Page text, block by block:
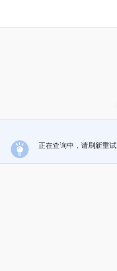
正在查询中，请刷新重试